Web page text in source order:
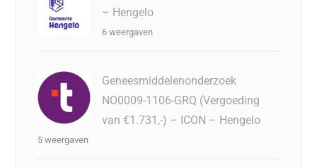
– Hengelo
6 weergaven
Geneesmiddelenonderzoek
NO0009-1106-GRQ (Vergoeding
van €1.731,-) – ICON – Hengelo
5 weergaven